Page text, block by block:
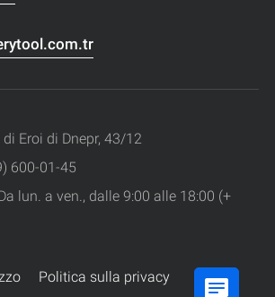
Eroi di Dnepr, 43/12
600-01-45
lun. a ven., dalle 9:00 alle 18:00 (+
Politica sulla privacy